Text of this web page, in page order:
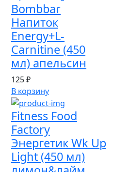
Bombbar
Напиток
Energy+L-
Carnitine (450
мл) апельсин
125 ₽
В корзину
Fitness Food
Factory
Энергетик Wk Up
Light (450 мл)